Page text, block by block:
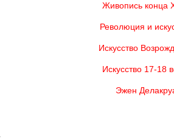
Живопись конца
Революция и
Искусство
Искусство 17-18
Эжен